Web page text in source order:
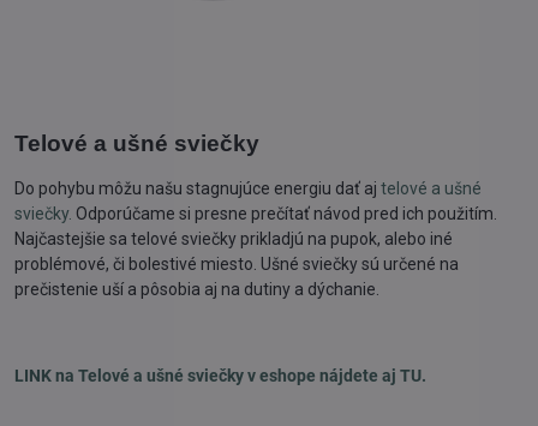
Telové a ušné sviečky
Do pohybu môžu našu stagnujúce energiu dať aj telové a ušné
sviečky. Odporúčame si presne prečítať návod pred ich použitím.
Najčastejšie sa telové sviečky prikladjú na pupok, alebo iné
problémové, či bolestivé miesto. Ušné sviečky sú určené na
prečistenie uší a pôsobia aj na dutiny a dýchanie.
LINK na Telové a ušné sviečky v eshope nájdete aj TU.